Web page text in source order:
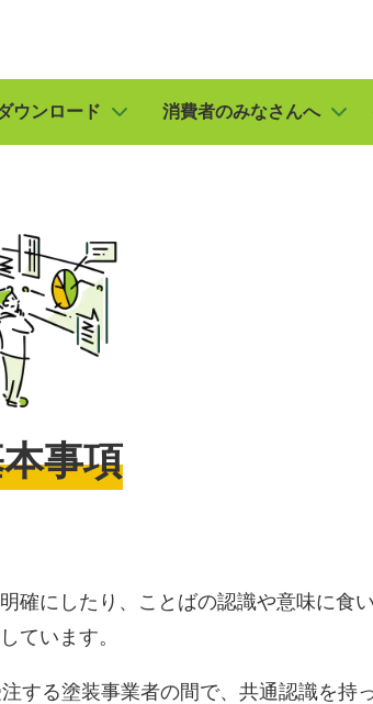
ウンロード 消費者のみなさんへ
事項
確にしたり、ことばの認識や意味に食
ています。
する塗装事業者の間で、共通認識を持